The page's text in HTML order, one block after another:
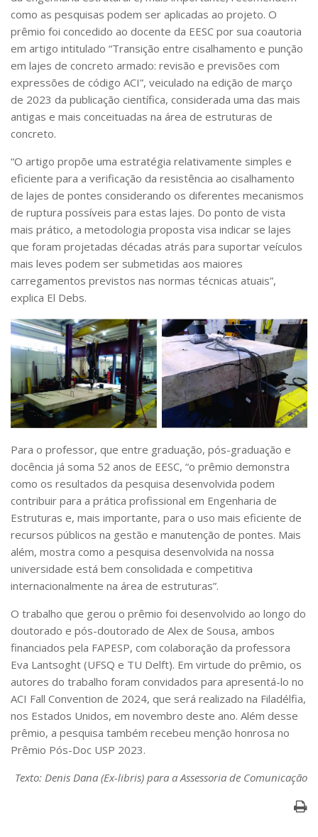
Segurança, Trânsito e Prevenção
RH, Administrativo e Financeiro
Comunicação
Assessorias e Mídias
Aplicativos e Sites
Jornal da USP
Defesa de Teses
como as pesquisas podem ser aplicadas ao projeto. O
prêmio foi concedido ao docente da EESC por sua coautoria
em artigo intitulado “Transição entre cisalhamento e punção
em lajes de concreto armado: revisão e previsões com
expressões de código ACI”, veiculado na edição de março
de 2023 da publicação científica, considerada uma das mais
antigas e mais conceituadas na área de estruturas de
concreto.
“O artigo propõe uma estratégia relativamente simples e
eficiente para a verificação da resistência ao cisalhamento
de lajes de pontes considerando os diferentes mecanismos
de ruptura possíveis para estas lajes. Do ponto de vista
mais prático, a metodologia proposta visa indicar se lajes
que foram projetadas décadas atrás para suportar veículos
mais leves podem ser submetidas aos maiores
carregamentos previstos nas normas técnicas atuais”,
explica El Debs.
Para o professor, que entre graduação, pós-graduação e
docência já soma 52 anos de EESC, “o prêmio demonstra
como os resultados da pesquisa desenvolvida podem
contribuir para a prática profissional em Engenharia de
Estruturas e, mais importante, para o uso mais eficiente de
recursos públicos na gestão e manutenção de pontes. Mais
além, mostra como a pesquisa desenvolvida na nossa
universidade está bem consolidada e competitiva
internacionalmente na área de estruturas”.
O trabalho que gerou o prêmio foi desenvolvido ao longo do
doutorado e pós-doutorado de Alex de Sousa, ambos
financiados pela FAPESP, com colaboração da professora
Eva Lantsoght (UFSQ e TU Delft). Em virtude do prêmio, os
autores do trabalho foram convidados para apresentá-lo no
ACI Fall Convention de 2024, que será realizado na Filadélfia,
nos Estados Unidos, em novembro deste ano. Além desse
prêmio, a pesquisa também recebeu menção honrosa no
Prêmio Pós-Doc USP 2023.
Texto: Denis Dana (Ex-libris) para a Assessoria de Comunicação